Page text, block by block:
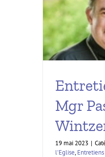
Mgr
19 mai 2023 |
l'Eglise,Entretiens